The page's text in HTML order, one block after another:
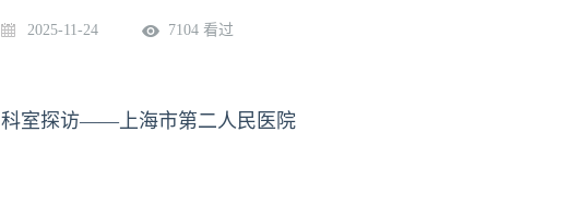
2025-11-24 7104 看过
科室探访——上海市第二人民医院